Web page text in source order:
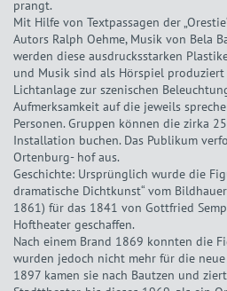
prangt.
Mit Hilfe von Textpassagen der
Autors Ralph Oehme, Musik von Bela
werden diese ausdrucksstarken
und Musik sind als Hörspiel
Lichtanlage zur szenischen
Aufmerksamkeit auf die jeweils
Personen. Gruppen können die zirka
Installation buchen. Das Publikum
Ortenburg- hof aus.
Geschichte: Ursprünglich wurde die
dramatische Dichtkunst“ vom
1861) für das 1841 von Gottfried
Hoftheater geschaffen.
Nach einem Brand 1869 konnten die
wurden jedoch nicht mehr für die
1897 kamen sie nach Bautzen und